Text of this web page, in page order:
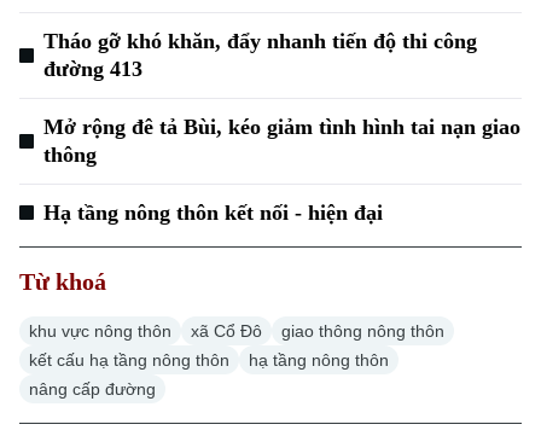
Tháo gỡ khó khăn, đẩy nhanh tiến độ thi công
đường 413
Mở rộng đê tả Bùi, kéo giảm tình hình tai nạn giao
thông
Hạ tầng nông thôn kết nối - hiện đại
Từ khoá
khu vực nông thôn xã Cổ Đô
giao thông nông thôn
kết cấu hạ tầng nông thôn
hạ tầng nông thôn
nâng cấp đường